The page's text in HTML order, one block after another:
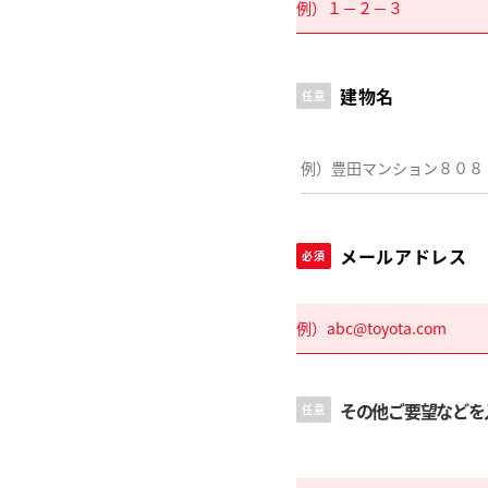
任意 建物名
必須 メールアドレス
任意 その他ご要望など